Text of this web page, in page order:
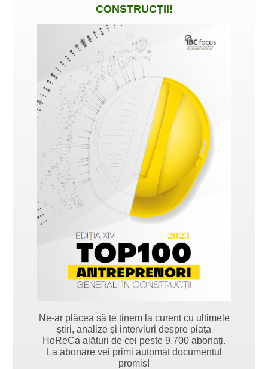
CONSTRUCȚII!
Ne-ar plăcea să te ținem la curent cu ultimele
știri, analize și interviuri despre piața
HoReCa alături de cei peste 9.700 abonați.
La abonare vei primi automat documentul
promis!